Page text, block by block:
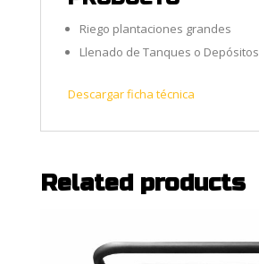
Riego plantaciones grandes
Llenado de Tanques o Depósitos
Descargar ficha técnica
Related products